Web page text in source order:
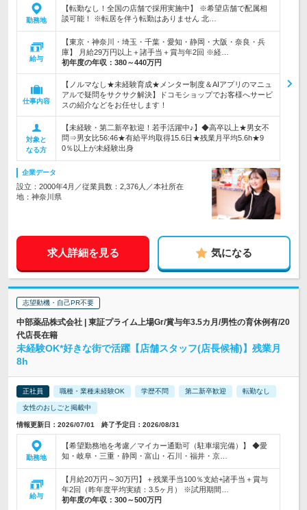
勤務地
【転勤なし！全国の店舗で採用実施中】 ※希望店舗で配属相
談可能！ ※転居を伴う転勤はありません 北…
給与
【東京・神奈川・埼玉・千葉・愛知・静岡・大阪・奈良・兵
庫】 月給29万円以上＋諸手当＋賞与年2回 ※経…
初年度の年収： 380～440万円
仕事内容
【ノルマなし★未経験育成★メンター制度＆AIアプリのマニュ
アルで疑問をサクサク解決】ドコモショップでお客様へサービ
スの紹介などをお任せします！
対象と
なる方
【未経験・第二新卒歓迎！若手活躍中♪】◆高卒以上★男女不
問⇒男女比56:46★有給平均取得15.6日★残業月平均5.6h★9
0％以上が未経験出身
企業データ
設立：2000年4月／従業員数：2,376人／本社所在
地：神奈川県
求人詳細を見る 気になる
志望動機・自己PR不要
中部薬品株式会社 | 東証プライム上場Gr/賞与年3.5カ月/男性の育休例有/20
代店長在籍
未経験OK*好きな街で活躍【店舗スタッフ(店長候補)】残業月
8h
正社員 職種・業種未経験OK 学歴不問 第二新卒歓迎 転勤なし
女性のおしごと掲載中
情報更新日：2026/07/01 終了予定日：2026/08/31
勤務地
【希望勤務地を考慮／マイカー通勤可（駐車場完備）】 ◆愛
知・岐阜・三重・静岡・富山・石川・福井・京…
給与
【月給20万円～30万円】＋残業手当100％支給+諸手当＋賞与
年2回（昨年度平均実績：3.5ヶ月） ※試用期間…
初年度の年収： 300～500万円